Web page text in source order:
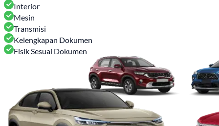
Interior
Mesin
Transmisi
Kelengkapan Dokumen
Fisik Sesuai Dokumen